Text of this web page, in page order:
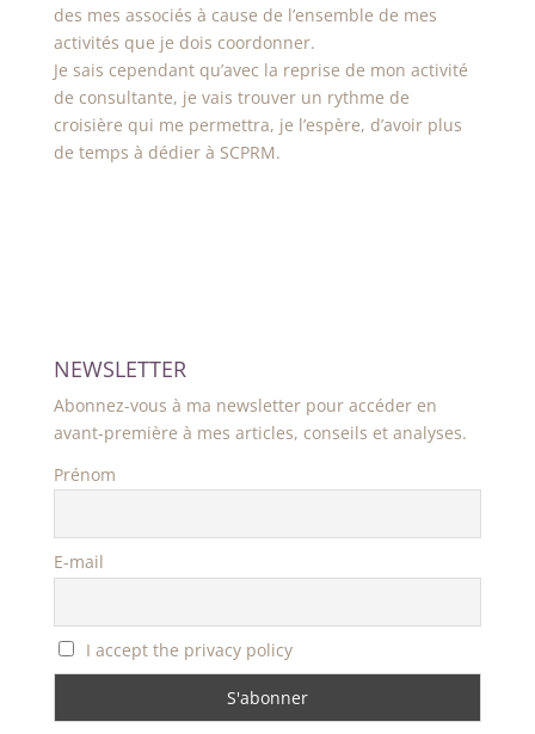
des mes associés à cause de l’ensemble de mes
activités que je dois coordonner.
Je sais cependant qu’avec la reprise de mon activité
de consultante, je vais trouver un rythme de
croisière qui me permettra, je l’espère, d’avoir plus
de temps à dédier à SCPRM.
NEWSLETTER
Abonnez-vous à ma newsletter pour accéder en
avant-première à mes articles, conseils et analyses.
Prénom
E-mail
I accept the privacy policy